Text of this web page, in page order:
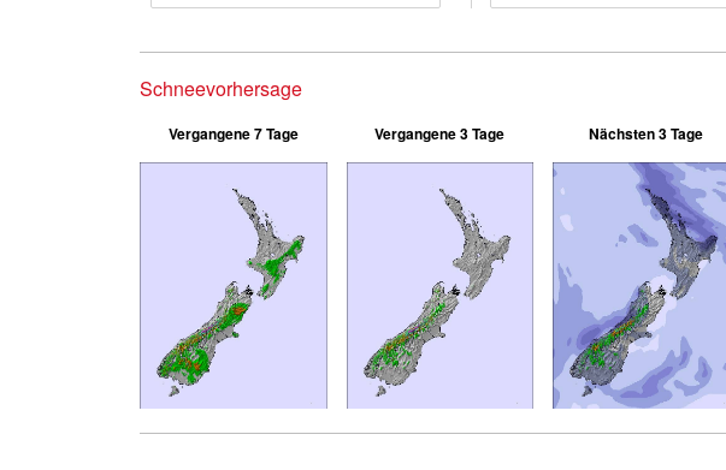
Schneevorhersage
Vergangene 7 Tage Vergangene 3 Tage Nächsten 3 Tage